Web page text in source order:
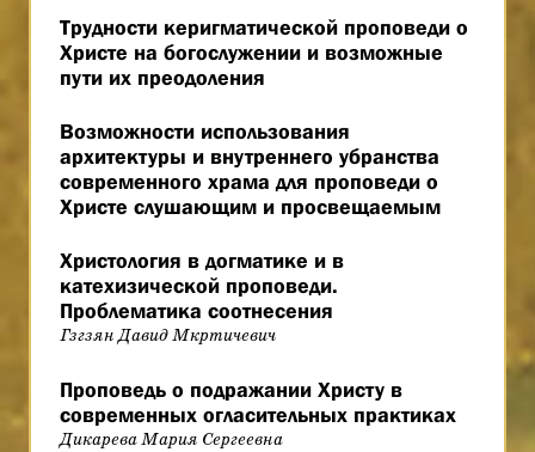
Трудности керигматической проповеди о
Христе на богослужении и возможные
пути их преодоления
Возможности использования
архитектуры и внутреннего убранства
современного храма для проповеди о
Христе слушающим и просвещаемым
Христология в догматике и в
катехизической проповеди.
Проблематика соотнесения
Гзгзян Давид Мкртичевич
Проповедь о подражании Христу в
современных огласительных практиках
Дикарева Мария Сергеевна